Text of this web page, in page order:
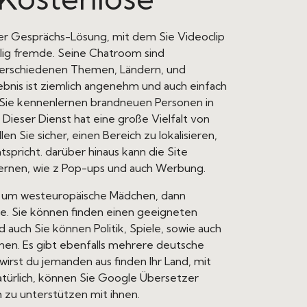
Gesprächs-Lösung, mit dem Sie Videoclip
fremde. Seine Chatroom sind
Themen, Ländern, und
ist ziemlich angenehm und auch einfach
kennenlernen brandneuen Personen in
Dienst hat eine große Vielfalt von
Sie sicher, einen Bereich zu lokalisieren,
darüber hinaus kann die Site
wie z Pop-ups und auch Werbung.
westeuropäische Mädchen, dann
Sie können finden einen geeigneten
Sie können Politik, Spiele, sowie auch
Es gibt ebenfalls mehrere deutsche
du jemanden aus finden Ihr Land, mit
können Sie Google Übersetzer
unterstützen mit ihnen.